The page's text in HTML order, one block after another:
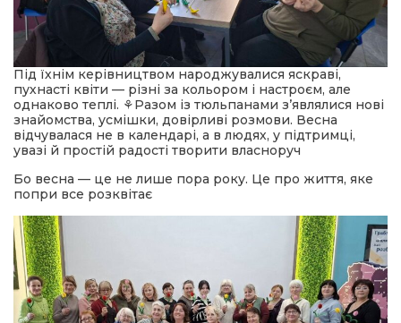
Під їхнім керівництвом народжувалися яскраві,
пухнасті квіти — різні за кольором і настроєм, але
однаково теплі. ⚘️Разом із тюльпанами з’являлися нові
знайомства, усмішки, довірливі розмови. Весна
відчувалася не в календарі, а в людях, у підтримці,
увазі й простій радості творити власноруч
Бо весна — це не лише пора року. Це про життя, яке
попри все розквітає